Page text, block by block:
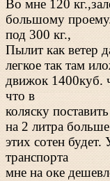
Во мне 120
большому
под 300 кг.,
Пылит как ветер
легкое так там
движок 1400куб.
что в
коляску
на 2 литра
этих сотен
транспорта
мне на оке